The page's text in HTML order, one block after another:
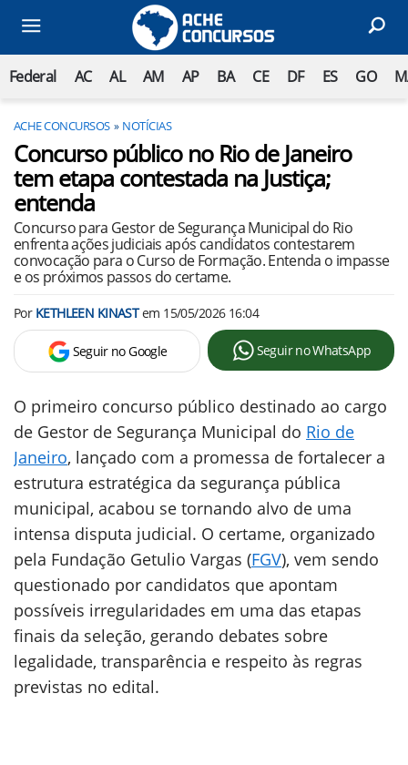
Federal AC AL AM AP BA CE DF ES GO
ACHE CONCURSOS NOTÍCIAS
Concurso público no Rio de Janeiro
tem etapa contestada na Justiça;
entenda
Concurso para Gestor de Segurança Municipal do Rio
enfrenta ações judiciais após candidatos contestarem
convocação para o Curso de Formação. Entenda o impasse
e os próximos passos do certame.
Por KETHLEEN KINASTem 15/05/2026 16:04
Seguir no Google Seguir no WhatsApp
O primeiro concurso público destinado ao cargo
de Gestor de Segurança Municipal do Rio de
Janeiro, lançado com a promessa de fortalecer a
estrutura estratégica da segurança pública
municipal, acabou se tornando alvo de uma
intensa disputa judicial. O certame, organizado
pela Fundação Getulio Vargas (FGV), vem sendo
questionado por candidatos que apontam
possíveis irregularidades em uma das etapas
finais da seleção, gerando debates sobre
legalidade, transparência e respeito às regras
previstas no edital.